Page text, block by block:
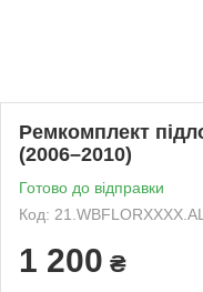
Ремкомплект
(2006–2010)
Готово до відправки
Код:
1 200 ₴